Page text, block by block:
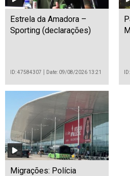
Estrela da Amadora –
Sporting (declarações)
ID: 47584307 Date: 09/08/2026 13:21
Migrações: Polícia